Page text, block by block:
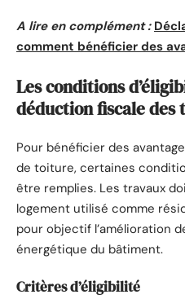
A lire en complément :
comment bénéficier des
Les conditions
déduction fiscale
Pour bénéficier des
de toiture, certaines
être remplies. Les travaux
logement utilisé comme
pour objectif l’amélioration
énergétique du bâtiment.
Critères d’éligibilité